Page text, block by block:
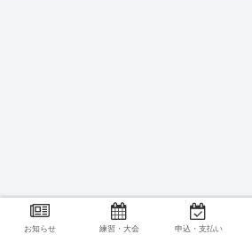
お知らせ 練習・大会 申込・支払い